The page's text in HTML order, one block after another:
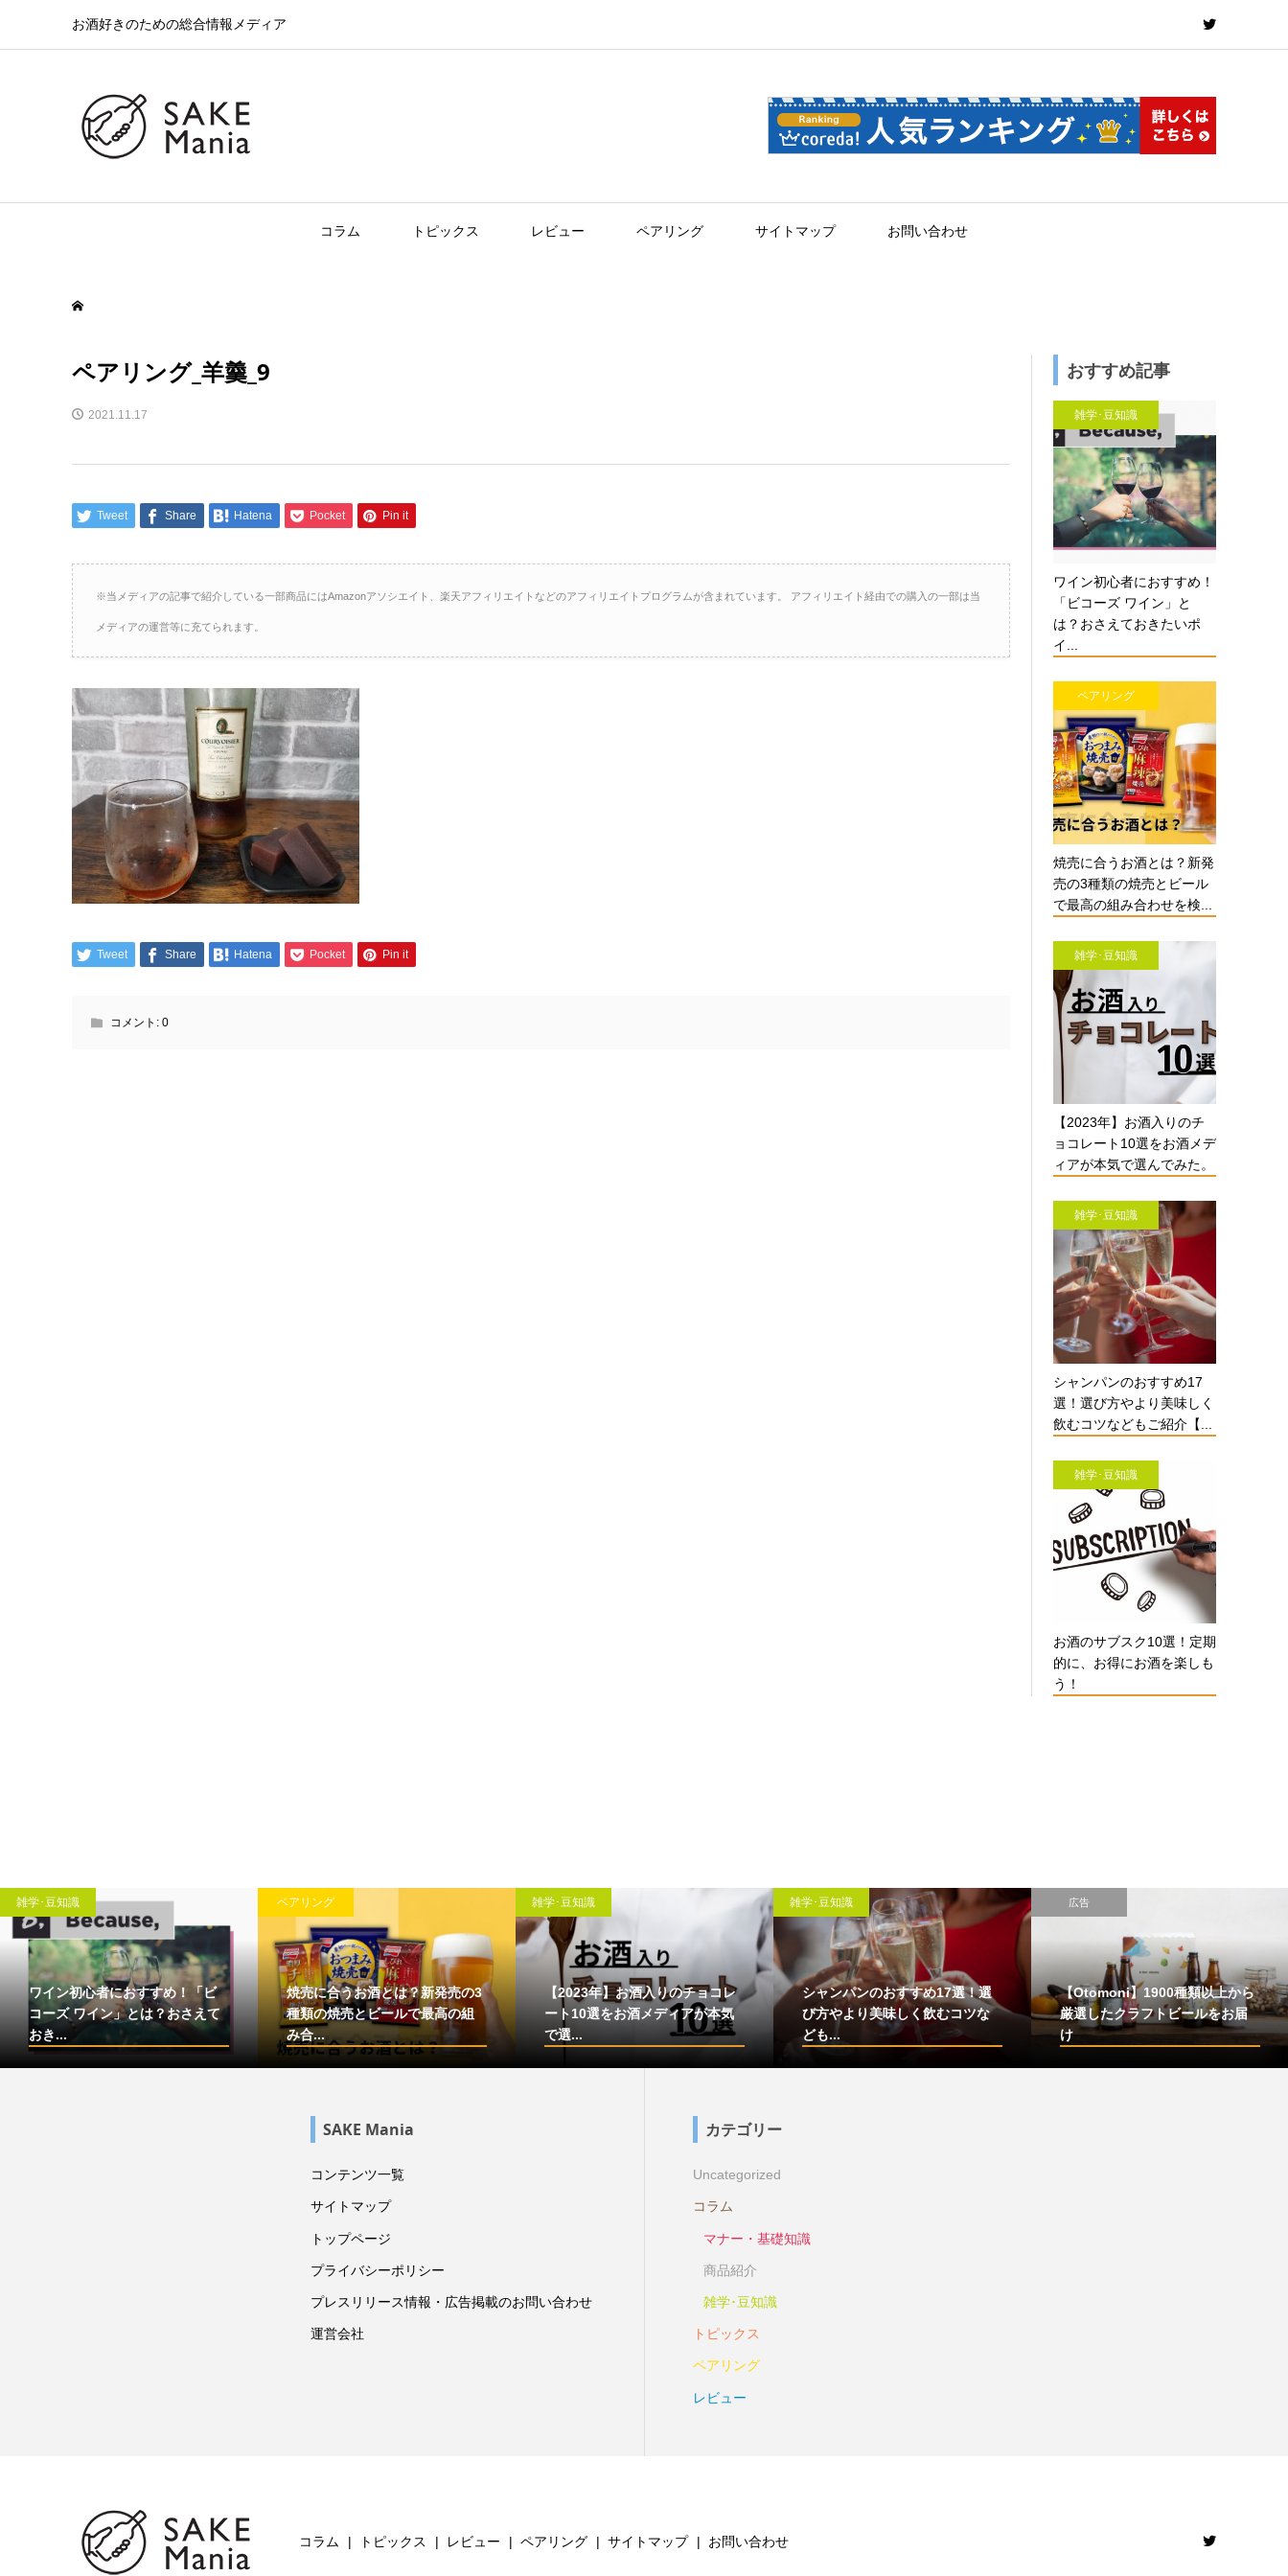
お酒好きのための総合情報メディア
コラム トピックス レビュー ペアリング サイトマップ お問い合わせ
ペアリング_羊羹_9
2021.11.17
Tweet Share Hatena Pocket Pin it
※当メディアの記事で紹介している一部商品にはAmazonアソシエイト、楽天アフィリエイトなどのアフィリエイトプログラムが含まれています。 アフィリエイト経由での購入の一部は当
メディアの運営等に充てられます。
Tweet Share Hatena Pocket Pin it
コメント: 0
おすすめ記事
雑学･豆知識
ワイン初心者におすすめ！
「ビコーズ ワイン」と
は？おさえておきたいポ
イ...
ペアリング
焼売に合うお酒とは？新発
売の3種類の焼売とビール
で最高の組み合わせを検...
雑学･豆知識
【2023年】お酒入りのチ
ョコレート10選をお酒メデ
ィアが本気で選んでみた。
雑学･豆知識
シャンパンのおすすめ17
選！選び方やより美味しく
飲むコツなどもご紹介【...
雑学･豆知識
お酒のサブスク10選！定期
的に、お得にお酒を楽しも
う！
雑学･豆知識
ワイン初心者におすすめ！「ビ
コーズ ワイン」とは？おさえて
おき...
ペアリング
焼売に合うお酒とは？新発売の3
種類の焼売とビールで最高の組
み合...
雑学･豆知識
【2023年】お酒入りのチョコレ
ート10選をお酒メディアが本気
で選...
雑学･豆知識
シャンパンのおすすめ17選！選
び方やより美味しく飲むコツな
ども...
広告
【Otomoni】1900種類以上から
厳選したクラフトビールをお届
け
SAKE Mania
コンテンツ一覧
サイトマップ
トップページ
プライバシーポリシー
プレスリリース情報・広告掲載のお問い合わせ
運営会社
カテゴリー
Uncategorized
コラム
マナー・基礎知識
商品紹介
雑学･豆知識
トピックス
ペアリング
レビュー
コラム トピックス レビュー ペアリング サイトマップ お問い合わせ